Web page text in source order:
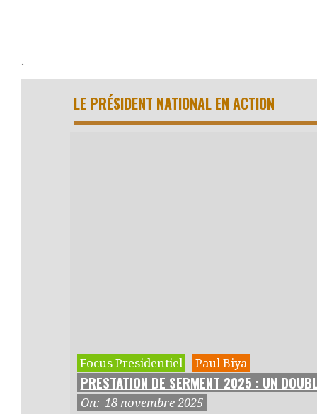
.
LE PRÉSIDENT NATIONAL EN ACTION
Focus Presidentiel Paul Biya
PRESTATION DE SERMENT 2025 : UN
On: 18 novembre 2025